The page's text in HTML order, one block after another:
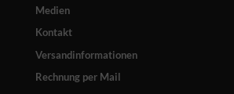
Medien
Kontakt
Versandinformationen
Rechnung per Mail